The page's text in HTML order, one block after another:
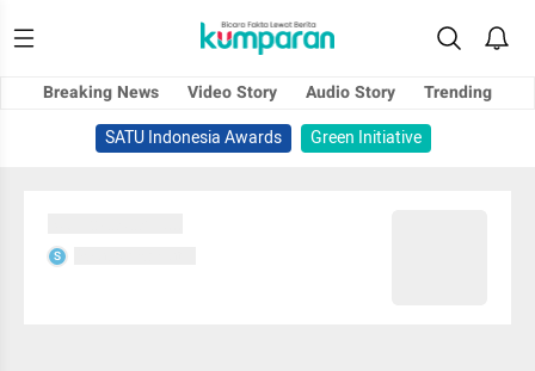
Breaking News Video Story Audio Story
Trending
SATU Indonesia Awards
Green Initiative
S